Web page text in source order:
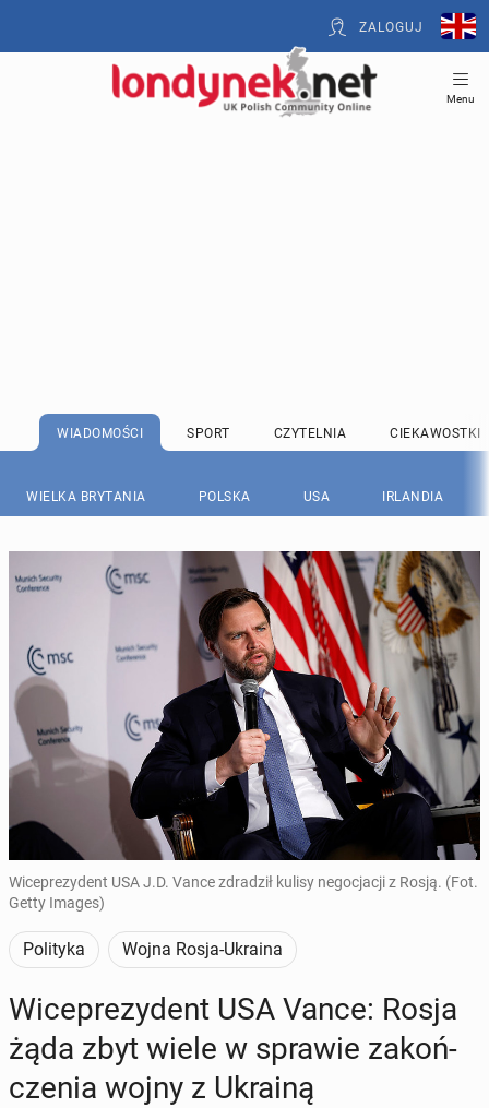
ZALOGUJ
Menu
WIADOMOŚCI SPORT CZYTELNIA CIEKAWOSTKI
WIELKA BRYTANIA POLSKA USA IRLANDIA
Wiceprezydent USA J.D. Vance zdradził kulisy negocjacji z Rosją. (Fot.
Getty Images)
Polityka Wojna Rosja-Ukraina
Wi­ce­pre­zy­dent USA Vance: Rosja
żąda zbyt wiele w sprawie za­koń­
cze­nia wojny z Ukrainą